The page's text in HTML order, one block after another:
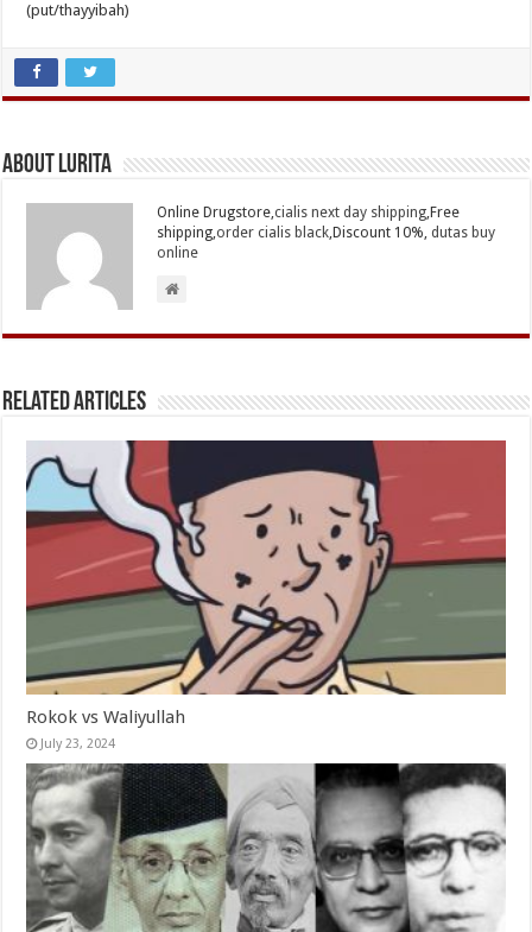
(put/thayyibah)
About Lurita
Online Drugstore,cialis next day shipping ,Free
shipping, order cialis black ,Discount 10%,dutas buy
online
Related Articles
Rokok vs Waliyullah
July 23, 2024